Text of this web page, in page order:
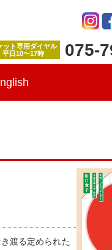
ット専用ダイヤル
平日10〜17時
075-
渡る定められた